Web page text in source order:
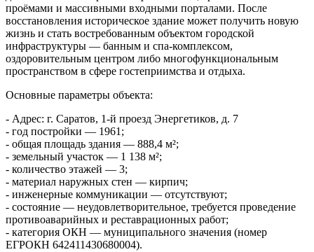
проёмами и массивными входными порталами. После
восстановления историческое здание может получить новую
жизнь и стать востребованным объектом городской
инфраструктуры — банным и спа-комплексом,
оздоровительным центром либо многофункциональным
пространством в сфере гостеприимства и отдыха.
Основные параметры объекта:
- Адрес: г. Саратов, 1-й проезд Энергетиков, д. 7
- год постройки — 1961;
- общая площадь здания — 888,4 м²;
- земельный участок — 1 138 м²;
- количество этажей — 3;
- материал наружных стен — кирпич;
- инженерные коммуникации — отсутствуют;
- состояние — неудовлетворительное, требуется проведение
противоаварийных и реставрационных работ;
- категория ОКН — муниципального значения (номер
ЕГРОКН 642411430680004).